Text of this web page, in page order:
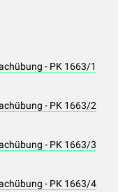
- PK 1663/1
- PK 1663/2
- PK 1663/3
- PK 1663/4